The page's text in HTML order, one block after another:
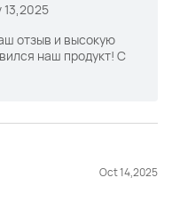
13,2025
отзыв и высокую
наш продукт! С
Oct 14,2025